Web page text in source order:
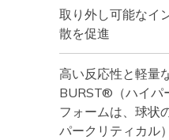
取り外し可能なイ
散を促進
高い反応性と軽量
BURST®（ハイパ
フォームは、球状
パークリティカル